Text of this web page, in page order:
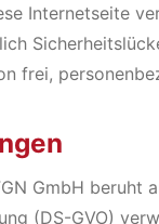
Internetseite
frei,
GmbH beruht
(DS-GVO)